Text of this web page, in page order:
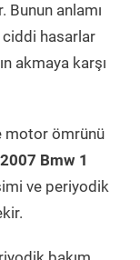
anlamı
hasarlar
akmaya karşı
motor ömrünü
2007 Bmw 1
ve periyodik